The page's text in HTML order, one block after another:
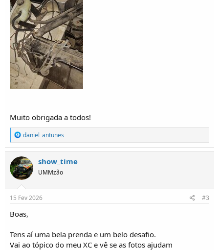
Muito obrigada a todos!
R
e
a
ç
õ
e
s
:
daniel_antunes
show_time
UMMzão
15 Fev 2026 #3
Boas,
Tens aí uma bela prenda e um belo desafio.
Vai ao tópico do meu XC e vê se as fotos ajudam